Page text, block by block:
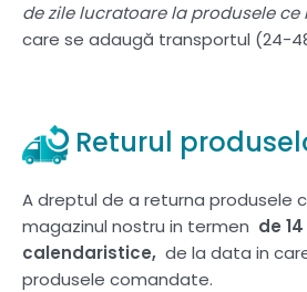
de zile lucratoare la produsele ce
care se adaugă transportul (24-
Returul
A dreptul de a returna produsele
magazinul nostru in termen de
calendaristice, de la data in
produsele comandate.